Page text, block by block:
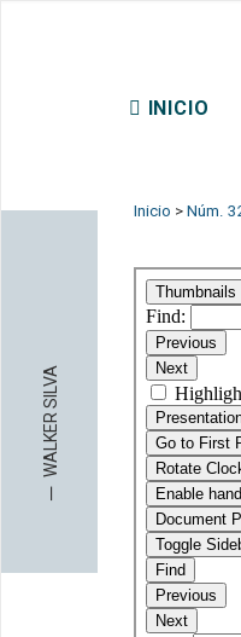
INICIO
─
WALKER SILVA
Inicio > Núm.